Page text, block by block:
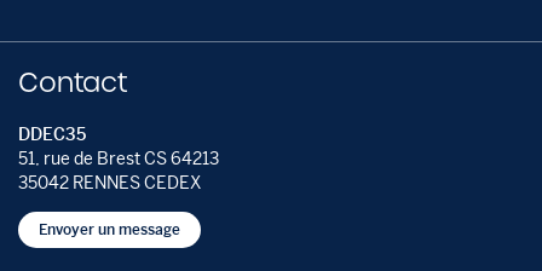
Contact
DDEC35
51, rue de Brest CS 64213
35042 RENNES CEDEX
Envoyer un message